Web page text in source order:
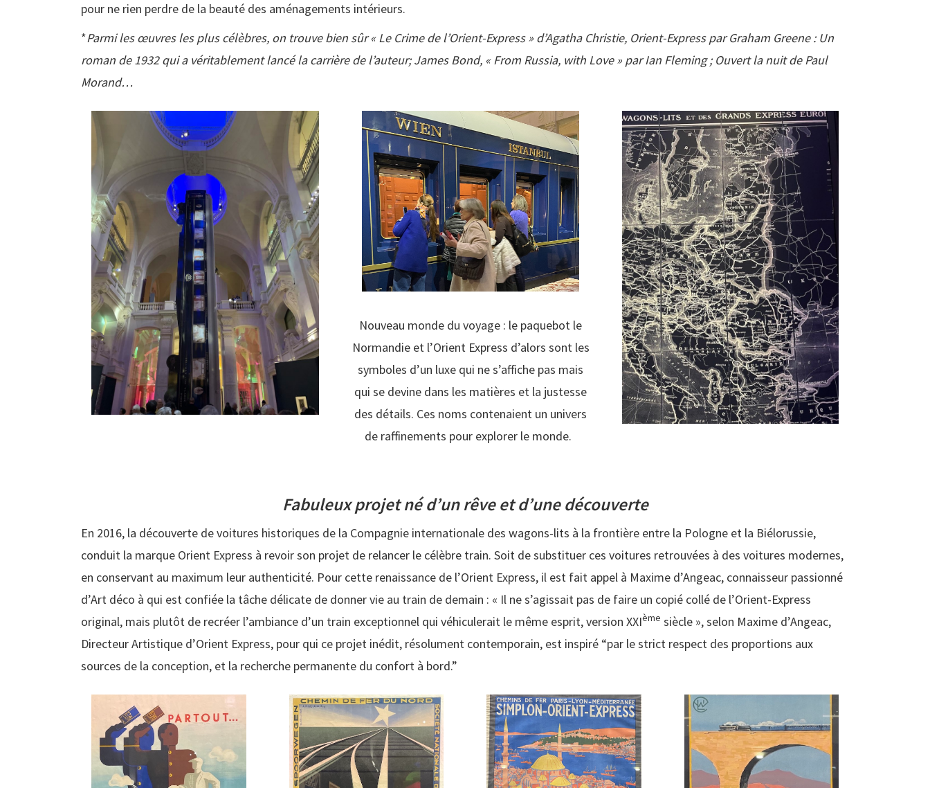
pour ne rien perdre de la beauté des aménagements intérieurs.
*Parmi les œuvres les plus célèbres, on trouve bien sûr « Le Crime de l’Orient-Express » d’Agatha Christie, Orient-Express par Graham Greene : Un
roman de 1932 qui a véritablement lancé la carrière de l’auteur; James Bond, « From Russia, with Love » par Ian Fleming ; Ouvert la nuit de Paul
Morand…
Nouveau monde du voyage : le paquebot le
Normandie et l’Orient Express d’alors sont les
symboles d’un luxe qui ne s’affiche pas mais
qui se devine dans les matières et la justesse
des détails. Ces noms contenaient un univers
de raffinements pour explorer le monde.
Fabuleux projet né d’un rêve et d’une découverte
En 2016, la découverte de voitures historiques de la Compagnie internationale des wagons-lits à la frontière entre la Pologne et la Biélorussie,
conduit la marque Orient Express à revoir son projet de relancer le célèbre train. Soit de substituer ces voitures retrouvées à des voitures modernes,
en conservant au maximum leur authenticité. Pour cette renaissance de l’Orient Express, il est fait appel à Maxime d’Angeac, connaisseur passionné
d’Art déco à qui est confiée la tâche délicate de donner vie au train de demain : « Il ne s’agissait pas de faire un copié collé de l’Orient-Express
original, mais plutôt de recréer l’ambiance d’un train exceptionnel qui véhiculerait le même esprit, version XXIème siècle », selon Maxime d’Angeac,
Directeur Artistique d’Orient Express, pour qui ce projet inédit, résolument contemporain, est inspiré “par le strict respect des proportions aux
sources de la conception, et la recherche permanente du confort à bord.”